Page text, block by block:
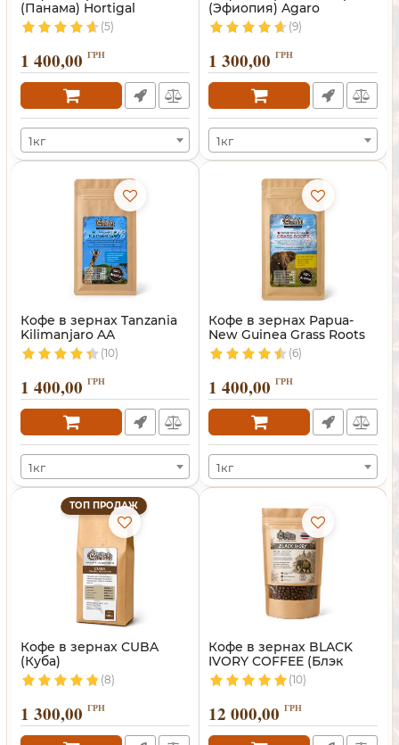
(Панама) Hortigal
(5)
1 400,00 ГРН
1кг
(Эфиопия) Agaro
(9)
1 300,00 ГРН
1кг
Кофе в зернах Tanzania
Kilimanjaro AA
(Танзания)
(10)
1 400,00 ГРН
1кг
Кофе в зернах Papua-
New Guinea Grass Roots
(6)
1 400,00 ГРН
1кг
ТОП ПРОДАЖ
Кофе в зернах CUBA
(Куба)
(8)
1 300,00 ГРН
Кофе в зернах BLACK
IVORY COFFEE (Блэк
Айвори)
(10)
12 000,00 ГРН